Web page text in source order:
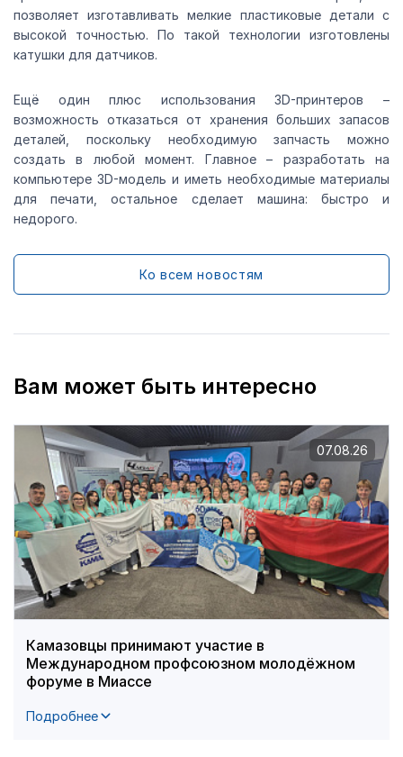
позволяет изготавливать мелкие пластиковые детали с
высокой точностью. По такой технологии изготовлены
катушки для датчиков.
Ещё один плюс использования 3D-принтеров –
возможность отказаться от хранения больших запасов
деталей, поскольку необходимую запчасть можно
создать в любой момент. Главное – разработать на
компьютере 3D-модель и иметь необходимые материалы
для печати, остальное сделает машина: быстро и
недорого.
Ко всем новостям
Вам может быть интересно
Камазовцы принимают участие в
Международном профсоюзном молодёжном
форуме в Миассе
Подробнее
07.08.26